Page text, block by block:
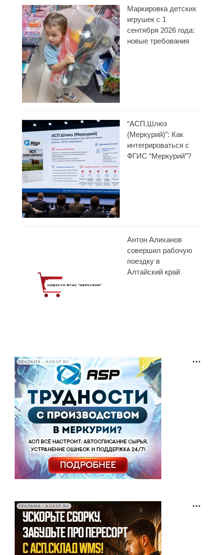
Маркировка детских
игрушек с 1
сентября 2026 года:
новые требования
“АСП.Шлюз
(Меркурий)”: Как
интегрироваться с
ФГИС “Меркурий”?
Антон Алиханов
совершил рабочую
поездку в
Алтайский край
РЕКЛАМА • AOASP.RU
РЕКЛАМА • AOASP.RU